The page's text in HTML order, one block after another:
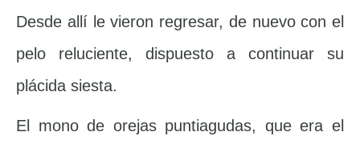
Desde allí le vieron regresar, de nuevo con el
pelo reluciente, dispuesto a continuar su
plácida siesta.
El mono de orejas puntiagudas, que era el